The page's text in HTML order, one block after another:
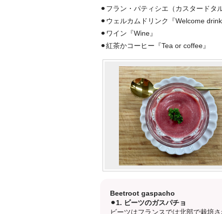
⚫︎フラン・パティシエ（カスタードタ
⚫︎ウェルカムドリンク『Welcome
⚫︎ワイン『Wine』
⚫︎紅茶かコーヒー『Tea or coffee』
Beetroot gaspacho
⚫︎1. ビーツのガスパチョ
ビーツはフランスでは北部で栽培